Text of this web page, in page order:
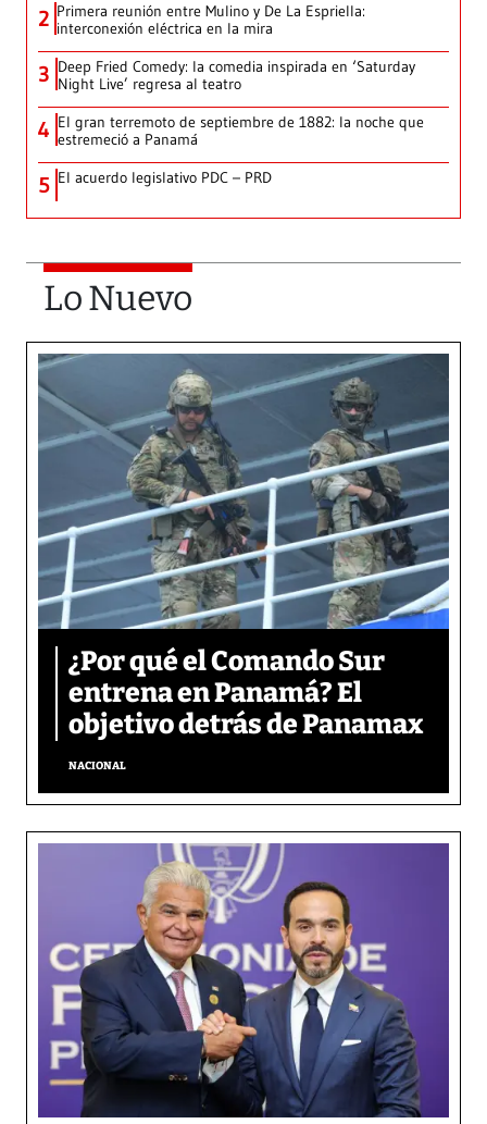
2 Primera reunión entre Mulino y De La Espriella:
interconexión eléctrica en la mira
3 Deep Fried Comedy: la comedia inspirada en ‘Saturday
Night Live’ regresa al teatro
4 El gran terremoto de septiembre de 1882: la noche que
estremeció a Panamá
5 El acuerdo legislativo PDC – PRD
Lo Nuevo
¿Por qué el Comando Sur
entrena en Panamá? El
objetivo detrás de Panamax
NACIONAL